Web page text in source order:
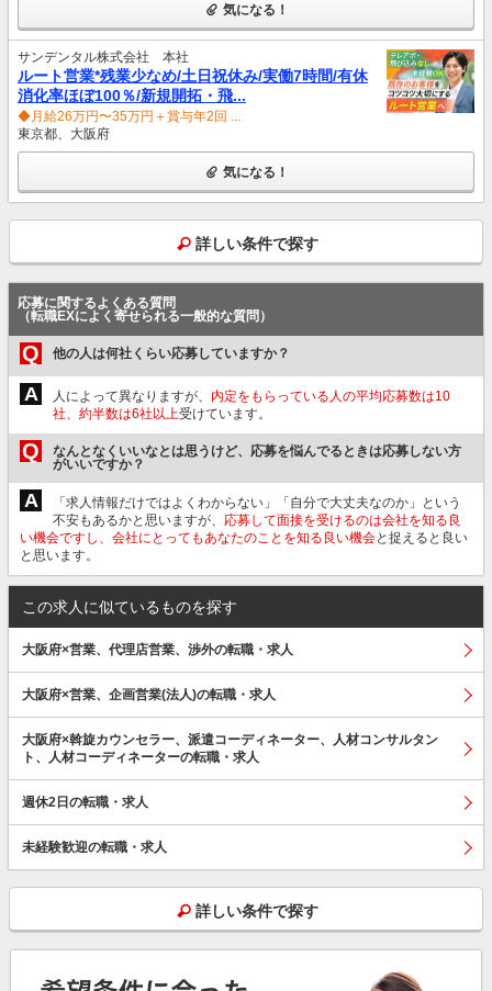
気になる！
サンデンタル株式会社 本社
ルート営業*残業少なめ/土日祝休み/実働7時間/有休
消化率ほぼ100％/新規開拓・飛...
◆月給26万円〜35万円＋賞与年2回 ...
東京都、大阪府
気になる！
詳しい条件で探す
応募に関するよくある質問
（転職EXによく寄せられる一般的な質問）
Q 他の人は何社くらい応募していますか？
A 人によって異なりますが、 内定をもらっている人の平均応募数は10
社、約半数は6社以上受けています。
Q
なんとなくいいなとは思うけど、応募を悩んでるときは応募しない方
がいいですか？
A
「求人情報だけではよくわからない」「自分で大丈夫なのか」という
不安もあるかと思いますが、 応募して面接を受けるのは会社を知る良
い機会ですし、会社にとってもあなたのことを知る良い機会と捉えると良い
と思います。
この求人に似ているものを探す
大阪府×営業、代理店営業、渉外の転職・求人
大阪府×営業、企画営業(法人)の転職・求人
大阪府×斡旋カウンセラー、派遣コーディネーター、人材コンサルタン
ト、人材コーディネーターの転職・求人
週休2日の転職・求人
未経験歓迎の転職・求人
詳しい条件で探す